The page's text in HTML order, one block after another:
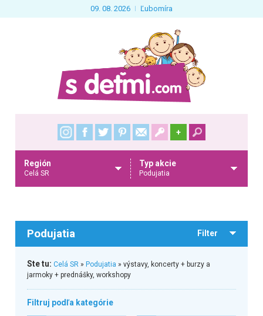
09. 08. 2026 Ľubomíra
+
Región
Celá SR
Typ akcie
Podujatia
Podujatia Filter
Ste tu: Celá SR» Podujatia » výstavy, koncerty + burzy a
jarmoky + prednášky, workshopy
Filtruj podľa kategórie